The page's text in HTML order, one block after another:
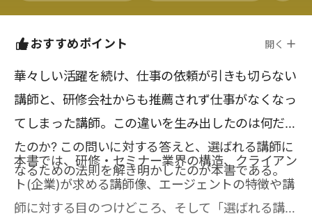
おすすめポイント 開く
華々しい活躍を続け、仕事の依頼が引きも切らない
講師と、研修会社からも推薦されず仕事がなくなっ
てしまった講師。この違いを生み出したのは何だっ
たのか? この問いに対する答えと、選ばれる講師に
なるための法則を解き明かしたのが本書である。
本書では、研修・セミナー業界の構造、クライアン
ト(企業)が求める講師像、エージェントの特徴や講
師に対する目のつけどころ、そして「選ばれる講